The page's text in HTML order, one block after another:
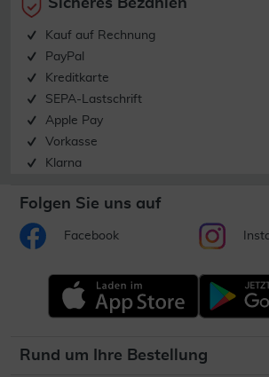
Sicheres Bezahlen
Kauf auf Rechnung
PayPal
Kreditkarte
SEPA-Lastschrift
Apple Pay
Vorkasse
Klarna
Folgen Sie uns auf
Facebook
Rund um Ihre Bestellung